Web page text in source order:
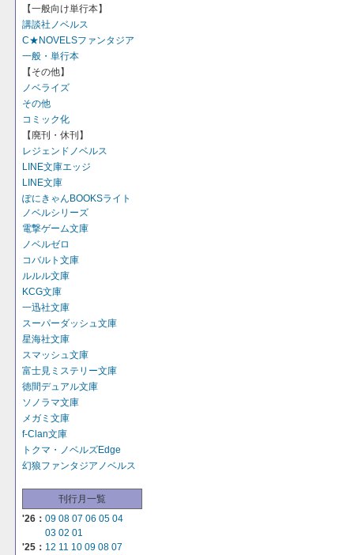
【一般向け単行本】
講談社ノベルス
C★NOVELSファンタジア
一般・単行本
【その他】
ノベライズ
その他
コミック化
【廃刊・休刊】
レジェンドノベルス
LINE文庫エッジ
LINE文庫
ぽにきゃんBOOKSライト
ノベルシリーズ
電撃ゲーム文庫
ノベルゼロ
コバルト文庫
ルルル文庫
KCG文庫
一迅社文庫
スーパーダッシュ文庫
星海社文庫
スマッシュ文庫
富士見ミステリー文庫
徳間デュアル文庫
ソノラマ文庫
メガミ文庫
f-Clan文庫
トクマ・ノベルズEdge
幻狼ファンタジアノベルス
刊行月一覧
'26： 09 08 07 06 05 04
03 02 01
'25： 12 11 10 09 08 07